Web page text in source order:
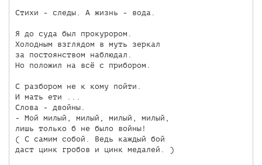
Стихи - следы. А жизнь - вода.
Я до суда был прокурором.
Холодным взглядом в муть зеркал
за постоянством наблюдал.
Но положил на всё с прибором.
С разбором не к кому пойти.
И мать ети ...
Слова - двойны.
- Мой милый, милый, милый, милый,
лишь только б не было войны!
( С самим собой. Ведь каждый бой
даст цинк гробов и цинк медалей. )